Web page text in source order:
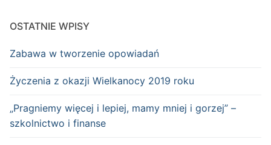
OSTATNIE WPISY
Zabawa w tworzenie opowiadań
Życzenia z okazji Wielkanocy 2019 roku
„Pragniemy więcej i lepiej, mamy mniej i gorzej” –
szkolnictwo i finanse